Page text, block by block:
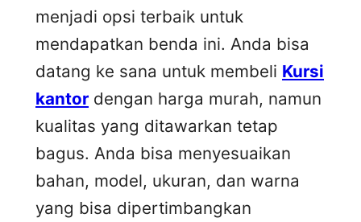
menjadi opsi terbaik untuk
mendapatkan benda ini. Anda bisa
datang ke sana untuk membeli Kursi
kantor dengan harga murah, namun
kualitas yang ditawarkan tetap
bagus. Anda bisa menyesuaikan
bahan, model, ukuran, dan warna
yang bisa dipertimbangkan